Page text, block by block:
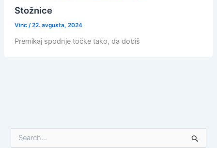
Stožnice
Vinc /22. avgusta, 2024
Premikaj spodnje točke tako, da dobiš